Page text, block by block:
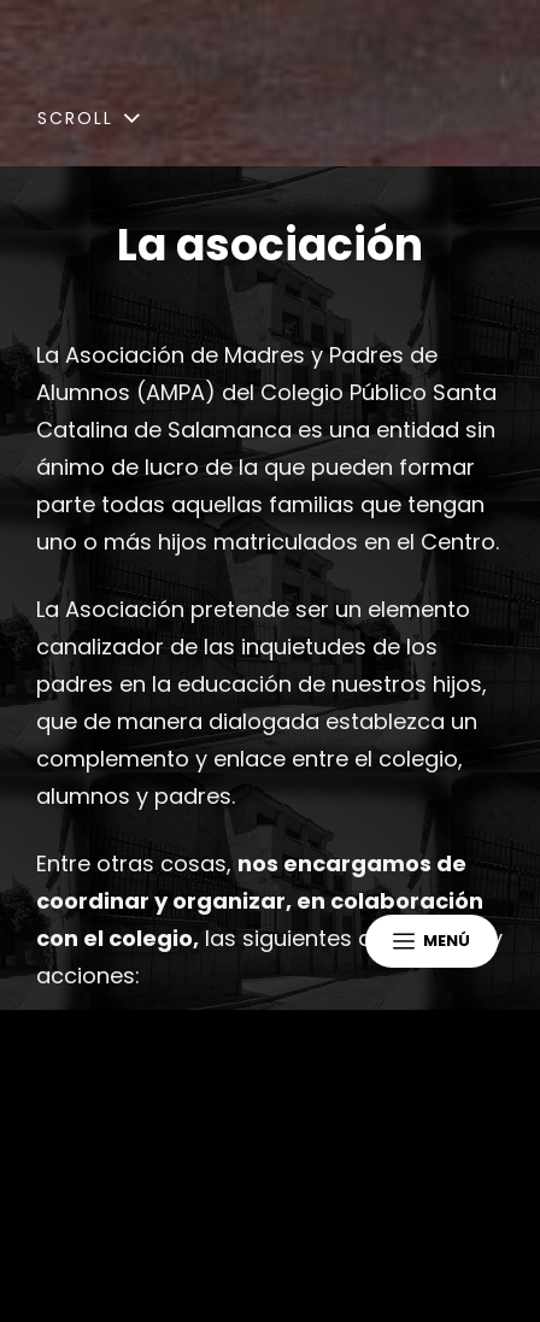
MENÚ
SCROLL
La asociación
La Asociación de Madres y Padres de
Alumnos (AMPA) del Colegio Público Santa
Catalina de Salamanca es una entidad sin
ánimo de lucro de la que pueden formar
parte todas aquellas familias que tengan
uno o más hijos matriculados en el Centro.
La Asociación pretende ser un elemento
canalizador de las inquietudes de los
padres en la educación de nuestros hijos,
que de manera dialogada establezca un
complemento y enlace entre el colegio,
alumnos y padres.
Entre otras cosas, nos encargamos de
coordinar y organizar, en colaboración
con el colegio, las siguientes actividades y
acciones: